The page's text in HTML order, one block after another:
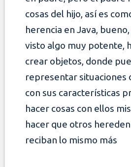
cosas del hijo, así es
herencia en Java,
visto algo muy potente,
crear objetos, donde
representar situaciones
con sus características
hacer cosas con ellos
hacer que otros
reciban lo mismo más